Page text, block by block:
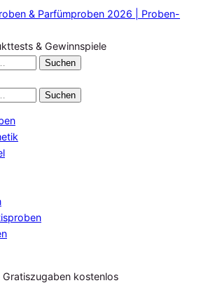
& Gewinnspiele
Suchen
Suchen
Gratiszugaben kostenlos